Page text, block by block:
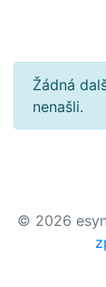
Žádná
nenašli.
© 2026